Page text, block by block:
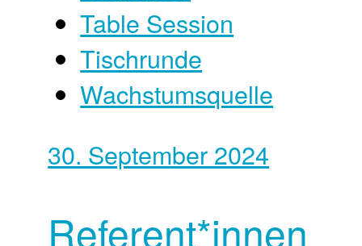
Table Session
Tischrunde
Wachstumsquelle
30. September 2024
Referent*innen